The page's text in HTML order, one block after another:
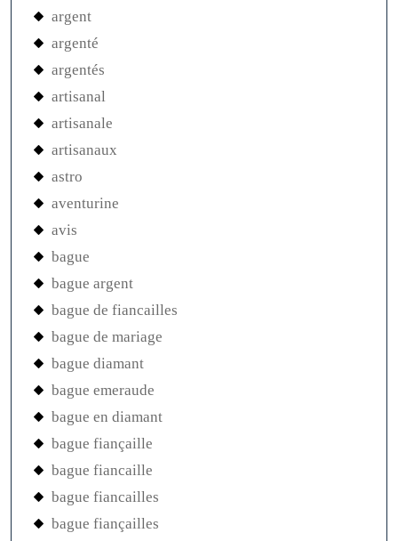
argent
argenté
argentés
artisanal
artisanale
artisanaux
astro
aventurine
avis
bague
bague argent
bague de fiancailles
bague de mariage
bague diamant
bague emeraude
bague en diamant
bague fiançaille
bague fiancaille
bague fiancailles
bague fiançailles